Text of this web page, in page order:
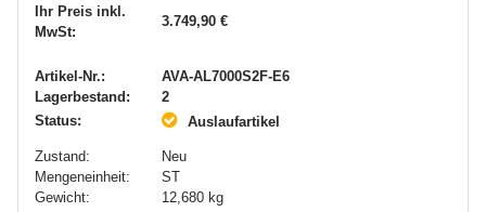
Ihr Preis inkl.
MwSt:
3.749,90 €
Artikel-Nr.:
AVA-AL7000S2F-E6
Lagerbestand:
2
Status:
Auslaufartikel
Zustand:
Neu
Mengeneinheit:
ST
Gewicht:
12,680 kg